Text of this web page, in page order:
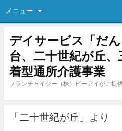
メニュー
デイサービス「だ
台、二十世紀が丘
着型通所介護事業
フランチャイジー（株）ビーアイがご提
「二十世紀が丘」より